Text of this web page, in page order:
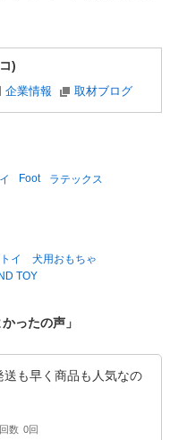
りません。シンプルでいてス
いやすさなどにも拘ってい
す。
た経験から、提携工場との
の技術まで品質に力を注いで
頂けるよう、安心、安全をモ
)
企業情報 取材ブログ
Foot ラテックス
イ 犬用おもちゃ
TOY
ったの声」
も早く商品も人気なの
数 0回